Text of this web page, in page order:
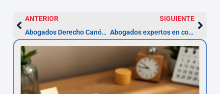
ANTERIOR
Abogados Derecho Canónico en Barcelona
SIGUIENTE
Abogados expertos en comercio exterior — Barcelona